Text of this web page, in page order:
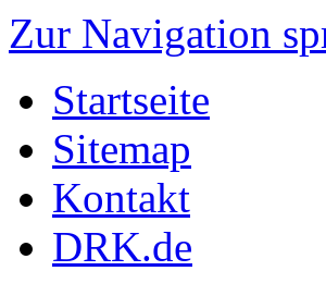
Zur Navigation
Startseite
Sitemap
Kontakt
DRK.de